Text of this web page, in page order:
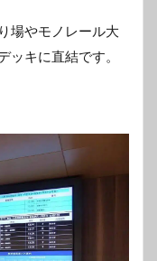
場やモノレール大
ッキに直結です。